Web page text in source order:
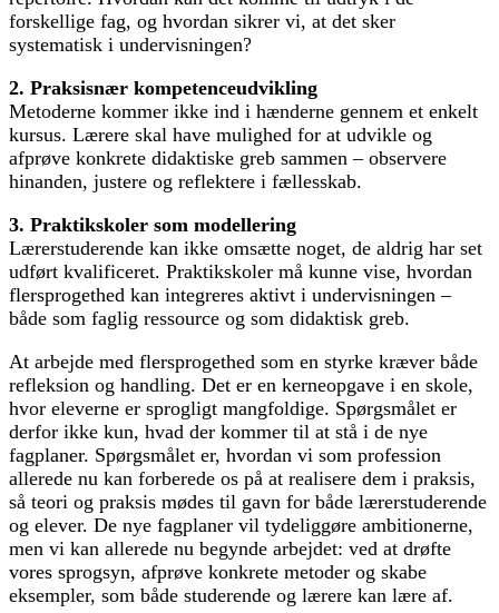
forskellige fag, og hvordan sikrer vi, at det sker
systematisk i undervisningen?
2. Praksisnær kompetenceudvikling
Metoderne kommer ikke ind i hænderne gennem et enkelt
kursus. Lærere skal have mulighed for at udvikle og
afprøve konkrete didaktiske greb sammen – observere
hinanden, justere og reflektere i fællesskab.
3. Praktikskoler som modellering
Lærerstuderende kan ikke omsætte noget, de aldrig har set
udført kvalificeret. Praktikskoler må kunne vise, hvordan
flersprogethed kan integreres aktivt i undervisningen –
både som faglig ressource og som didaktisk greb.
At arbejde med flersprogethed som en styrke kræver både
refleksion og handling. Det er en kerneopgave i en skole,
hvor eleverne er sprogligt mangfoldige. Spørgsmålet er
derfor ikke kun, hvad der kommer til at stå i de nye
fagplaner. Spørgsmålet er, hvordan vi som profession
allerede nu kan forberede os på at realisere dem i praksis,
så teori og praksis mødes til gavn for både lærerstuderende
og elever. De nye fagplaner vil tydeliggøre ambitionerne,
men vi kan allerede nu begynde arbejdet: ved at drøfte
vores sprogsyn, afprøve konkrete metoder og skabe
eksempler, som både studerende og lærere kan lære af.